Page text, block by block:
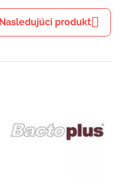
Nasledujúci produkt